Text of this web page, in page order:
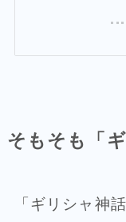
そもそも「
「ギリシャ神